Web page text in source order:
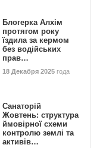
Блогерка Алхім
протягом року
їздила за кермом
без водійських
прав…
18 Декабря 2025 года
Санаторій
Жовтень: структура
ймовірної схеми
контролю землі та
активів…